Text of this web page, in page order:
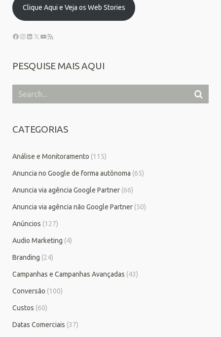
Clique Aqui e Veja os Web Stories
PESQUISE MAIS AQUI
CATEGORIAS
Análise e Monitoramento (115)
Anuncia no Google de forma autônoma (65)
Anuncia via agência Google Partner (66)
Anuncia via agência não Google Partner (50)
Anúncios (127)
Audio Marketing (4)
Branding (24)
Campanhas e Campanhas Avançadas (43)
Conversão (100)
Custos (60)
Datas Comerciais (37)